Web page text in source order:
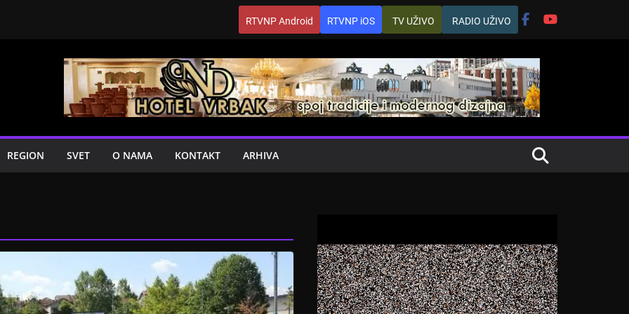
RTVNP Android RTVNP iOS TV UŽIVO RADIO UŽIVO
REGION SVET O NAMA KONTAKT ARHIVA